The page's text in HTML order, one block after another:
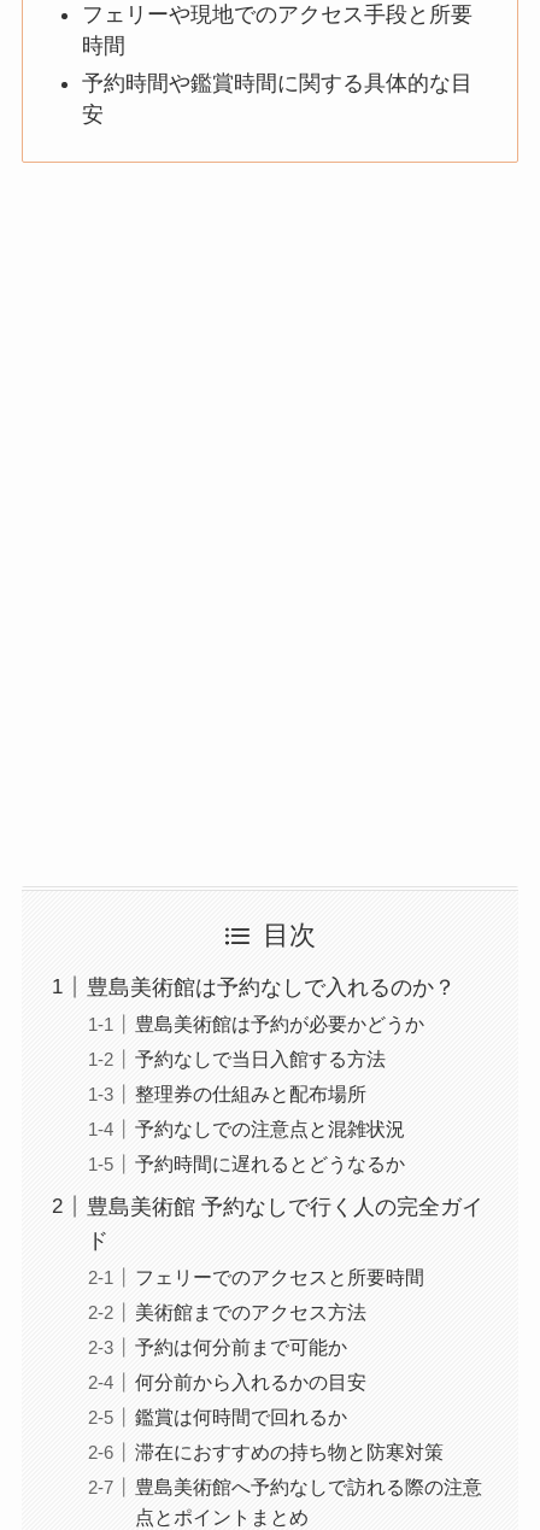
フェリーや現地でのアクセス手段と所要
時間
予約時間や鑑賞時間に関する具体的な目
安
目次
豊島美術館は予約なしで入れるのか？
豊島美術館は予約が必要かどうか
予約なしで当日入館する方法
整理券の仕組みと配布場所
予約なしでの注意点と混雑状況
予約時間に遅れるとどうなるか
豊島美術館 予約なしで行く人の完全ガイ
ド
フェリーでのアクセスと所要時間
美術館までのアクセス方法
予約は何分前まで可能か
何分前から入れるかの目安
鑑賞は何時間で回れるか
滞在におすすめの持ち物と防寒対策
豊島美術館へ予約なしで訪れる際の注意
点とポイントまとめ